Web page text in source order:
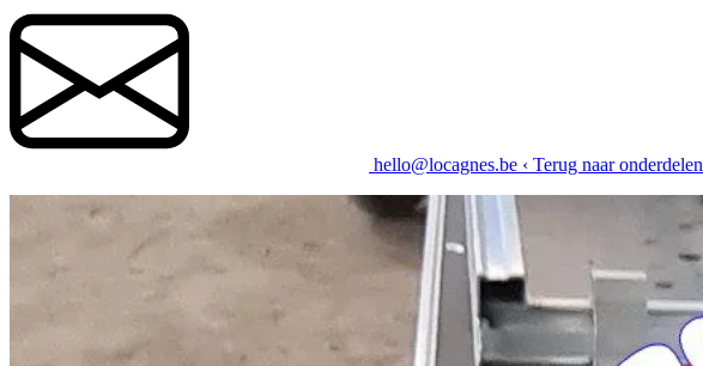
hello@locagnes.be ‹ Terug naar onderdelen